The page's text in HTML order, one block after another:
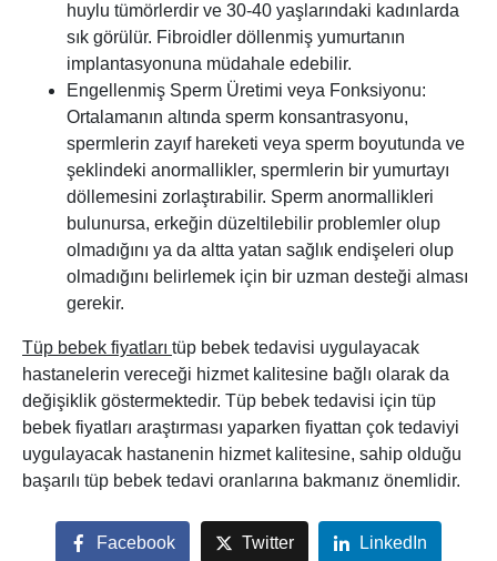
huylu tümörlerdir ve 30-40 yaşlarındaki kadınlarda
sık görülür. Fibroidler döllenmiş yumurtanın
implantasyonuna müdahale edebilir.
Engellenmiş Sperm Üretimi veya Fonksiyonu:
Ortalamanın altında sperm konsantrasyonu,
spermlerin zayıf hareketi veya sperm boyutunda ve
şeklindeki anormallikler, spermlerin bir yumurtayı
döllemesini zorlaştırabilir. Sperm anormallikleri
bulunursa, erkeğin düzeltilebilir problemler olup
olmadığını ya da altta yatan sağlık endişeleri olup
olmadığını belirlemek için bir uzman desteği alması
gerekir.
Tüp bebek fiyatları tüp bebek tedavisi uygulayacak
hastanelerin vereceği hizmet kalitesine bağlı olarak da
değişiklik göstermektedir. Tüp bebek tedavisi için tüp
bebek fiyatları araştırması yaparken fiyattan çok tedaviyi
uygulayacak hastanenin hizmet kalitesine, sahip olduğu
başarılı tüp bebek tedavi oranlarına bakmanız önemlidir.
Facebook Twitter LinkedIn